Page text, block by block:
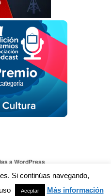
a WordPress
Si continúas navegando,
Aceptar Más información